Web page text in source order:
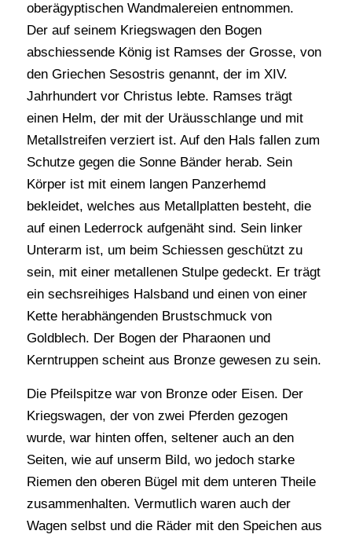
oberägyptischen Wandmalereien entnommen.
Der auf seinem Kriegswagen den Bogen
abschiessende König ist Ramses der Grosse, von
den Griechen Sesostris genannt, der im XIV.
Jahrhundert vor Christus lebte. Ramses trägt
einen Helm, der mit der Uräusschlange und mit
Metallstreifen verziert ist. Auf den Hals fallen zum
Schutze gegen die Sonne Bänder herab. Sein
Körper ist mit einem langen Panzerhemd
bekleidet, welches aus Metallplatten besteht, die
auf einen Lederrock aufgenäht sind. Sein linker
Unterarm ist, um beim Schiessen geschützt zu
sein, mit einer metallenen Stulpe gedeckt. Er trägt
ein sechsreihiges Halsband und einen von einer
Kette herabhängenden Brustschmuck von
Goldblech. Der Bogen der Pharaonen und
Kerntruppen scheint aus Bronze gewesen zu sein.
Die Pfeilspitze war von Bronze oder Eisen. Der
Kriegswagen, der von zwei Pferden gezogen
wurde, war hinten offen, seltener auch an den
Seiten, wie auf unserm Bild, wo jedoch starke
Riemen den oberen Bügel mit dem unteren Theile
zusammenhalten. Vermutlich waren auch der
Wagen selbst und die Räder mit den Speichen aus